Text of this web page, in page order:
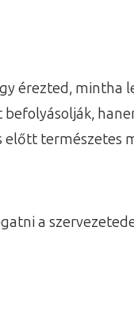
érezted, mintha
természetes
a